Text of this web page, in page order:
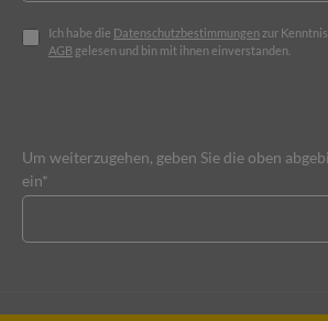
Ich habe die Datenschutzbestimmungen zur
AGB gelesen und bin mit ihnen einverstanden.
Um weiterzugehen, geben Sie die oben
ein*